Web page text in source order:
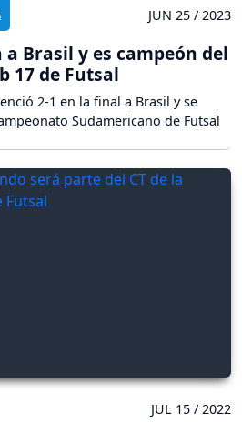
JUN 25 / 2023
Brasil y es campeón del
17 de Futsal
2-1 en la final a Brasil y se
Sudamericano de Futsal
JUL 15 / 2022